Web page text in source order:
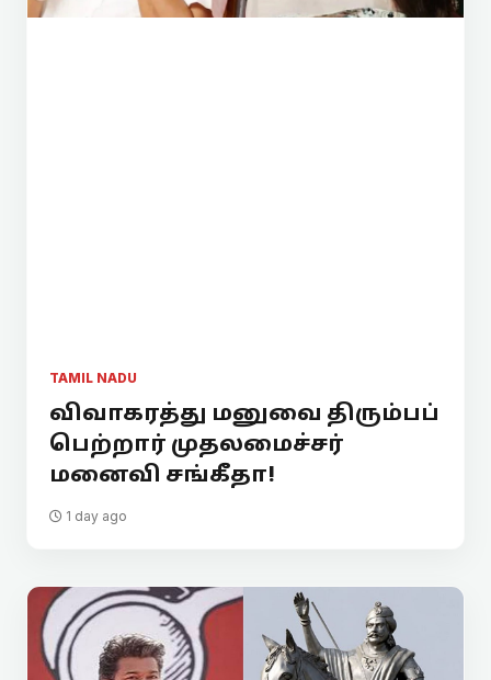
TAMIL NADU
விவாகரத்து மனுவை திரும்பப்
பெற்றார் முதலமைச்சர்
மனைவி சங்கீதா!
1 day ago